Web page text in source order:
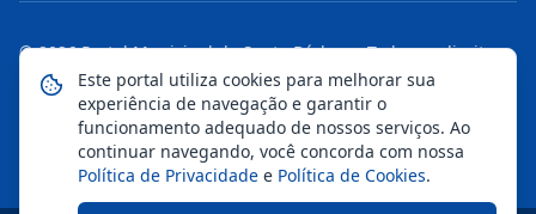
©2026 Portal Municipal de Santa Bárbara. Todos os direitos
reservados.
Mapa do Site
Notícias Transparência
Este portal utiliza cookies para melhorar sua
experiência de navegação e garantir o
funcionamento adequado de nossos serviços. Ao
continuar navegando, você concorda com nossa
Política de Privacidade e Política de Cookies.